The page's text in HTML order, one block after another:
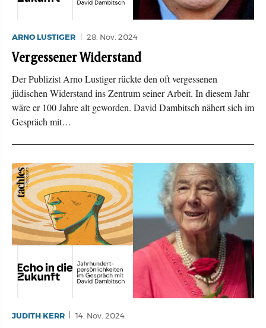
ARNO LUSTIGER 28. Nov. 2024
Vergessener Widerstand
Der Publizist Arno Lustiger rückte den oft vergessenen
jüdischen Widerstand ins Zentrum seiner Arbeit. In diesem Jahr
wäre er 100 Jahre alt geworden. David Dambitsch nähert sich im
Gespräch mit…
JUDITH KERR 14. Nov. 2024